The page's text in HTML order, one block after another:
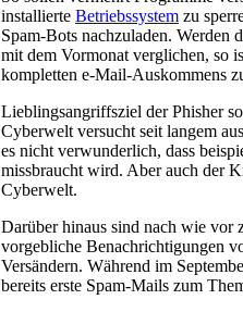
installierte Betriebssystem zu
Spam-Bots nachzuladen. Werden
mit dem Vormonat verglichen, so
kompletten e-Mail-Auskommens
Lieblingsangriffsziel der Phisher
Cyberwelt versucht seit langem
es nicht verwunderlich, dass
missbraucht wird. Aber auch der
Cyberwelt.
Darüber hinaus sind nach wie vor
vorgebliche Benachrichtigungen
Versändern. Während im
bereits erste Spam-Mails zum